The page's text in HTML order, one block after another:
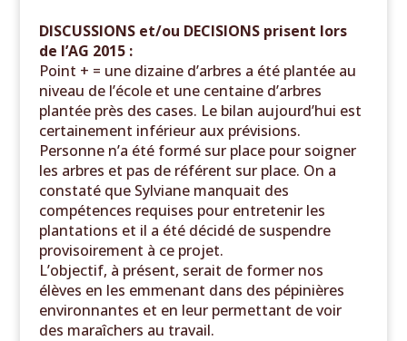
DISCUSSIONS et/ou DECISIONS prisent lors
de l’AG 2015 :
Point + = une dizaine d’arbres a été plantée au
niveau de l’école et une centaine d’arbres
plantée près des cases. Le bilan aujourd’hui est
certainement inférieur aux prévisions.
Personne n’a été formé sur place pour soigner
les arbres et pas de référent sur place. On a
constaté que Sylviane manquait des
compétences requises pour entretenir les
plantations et il a été décidé de suspendre
provisoirement à ce projet.
L’objectif, à présent, serait de former nos
élèves en les emmenant dans des pépinières
environnantes et en leur permettant de voir
des maraîchers au travail.